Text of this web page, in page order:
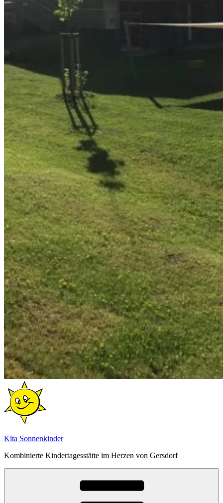
Kita Sonnenkinder
Kombinierte Kindertagesstätte im Herzen von Gersdorf